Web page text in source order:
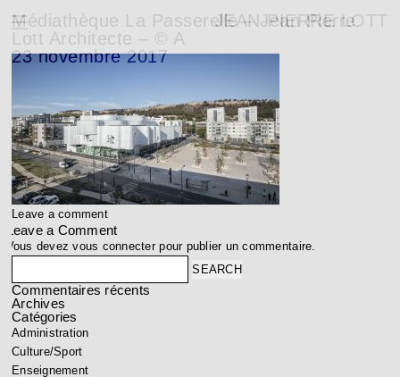
JEAN-PIERRE LOTT
Médiathèque La Passerelle – Jean Pierre
Lott Architecte – © A
23 novembre 2017
Leave a comment
Leave a Comment
Vous devezvous connecterpour publier un commentaire.
Commentaires récents
Archives
Catégories
Administration
Culture/Sport
Enseignement